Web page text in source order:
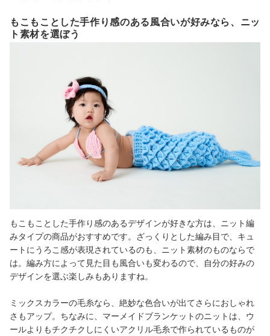
もこもことした手作り感のある風合いが好みなら、ニッ
ト素材を選ぼう
もこもことした手作り感のあるデザインが好きな方は、ニット編
みタイプの商品がおすすめです。ざっくりとした編み目で、キュ
ートにうろこ感が表現されているのも、ニット素材のものならで
は。編み方によって見た目も風合いも変わるので、自分の好みの
デザインを選ぶ楽しみもありますね。
ミックスカラーの毛糸なら、絶妙な色合いが出てさらにおしゃれ
さもアップ。ちなみに、マーメイドブランケットのニットは、ウ
ールよりもチクチクしにくいアクリル毛糸で作られているものが